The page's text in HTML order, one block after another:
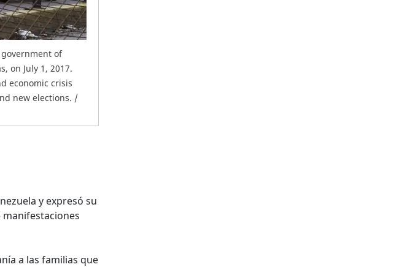
of
on July 1, 2017.
economic crisis
new elections. /
y expresó su
a las familias que